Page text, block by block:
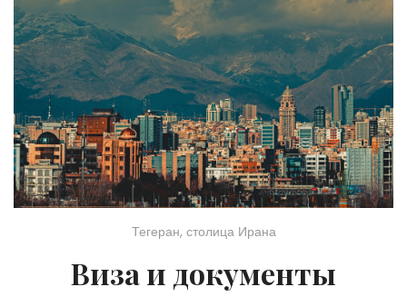
Тегеран, столица Ирана
Виза и документы